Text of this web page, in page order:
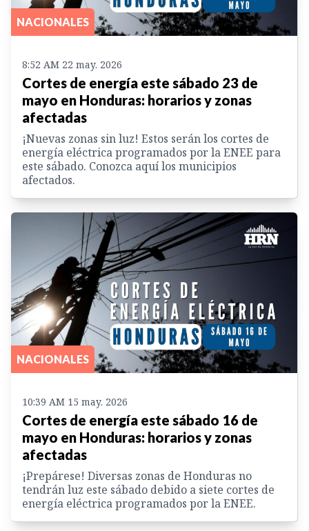
NACIONALES
8:52 AM 22 may. 2026
Cortes de energía este sábado 23 de
mayo en Honduras: horarios y zonas
afectadas
¡Nuevas zonas sin luz! Estos serán los cortes de
energía eléctrica programados por la ENEE para
este sábado. Conozca aquí los municipios
afectados.
NACIONALES
10:39 AM 15 may. 2026
Cortes de energía este sábado 16 de
mayo en Honduras: horarios y zonas
afectadas
¡Prepárese! Diversas zonas de Honduras no
tendrán luz este sábado debido a siete cortes de
energía eléctrica programados por la ENEE.